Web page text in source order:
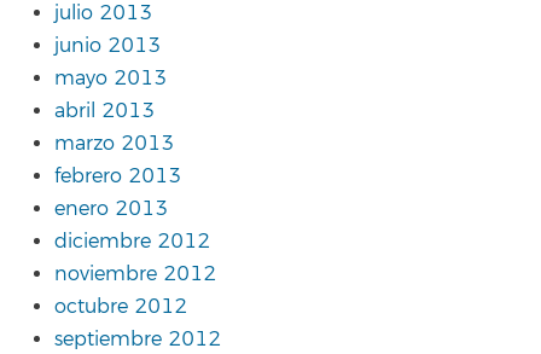
julio 2013
junio 2013
mayo 2013
abril 2013
marzo 2013
febrero 2013
enero 2013
diciembre 2012
noviembre 2012
octubre 2012
septiembre 2012